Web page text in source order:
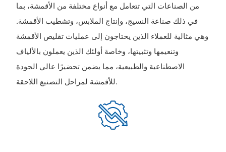
من الصناعات التي تتعامل مع أنواع مختلفة من الأقمشة، بما
في ذلك صناعة النسيج، وإنتاج الملابس، وتشطيب الأقمشة.
وهي مثالية للعملاء الذين يحتاجون إلى عمليات تقليص الأقمشة
وتنعيمها وتثبيتها، وخاصة أولئك الذين يعملون بالألياف
الاصطناعية والطبيعية، مما يضمن تحضيرًا عالي الجودة
للأقمشة لمراحل التصنيع اللاحقة.